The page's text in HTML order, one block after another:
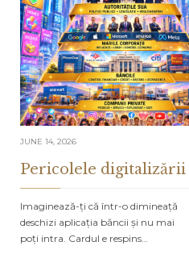
Comments
JUNE 14, 2026
Pericolele digitalizării
Imaginează-ți că într-o dimineață
deschizi aplicația băncii și nu mai
poți intra. Cardul e respins…